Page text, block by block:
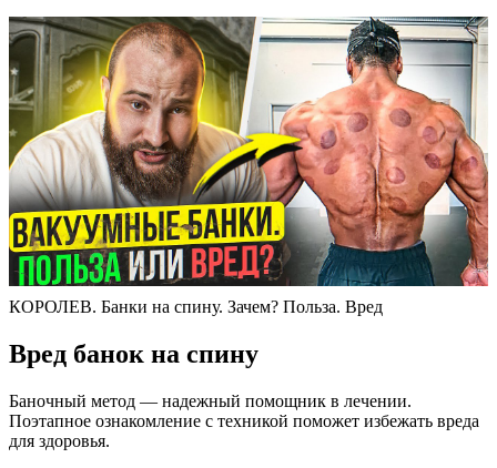
КОРОЛЕВ. Банки на спину. Зачем? Польза. Вред
Вред банок на спину
Баночный метод — надежный помощник в лечении.
Поэтапное ознакомление с техникой поможет избежать вреда
для здоровья.